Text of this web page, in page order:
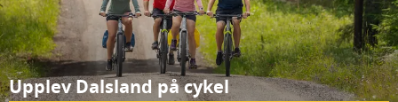
Upplev Dalsland på cykel